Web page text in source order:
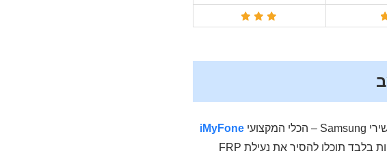
iMyFone
הוא אחת האפשרויות המומלצות ביותר. תוך כמה דקות בלבד תוכלו להסיר את נעילת FRP